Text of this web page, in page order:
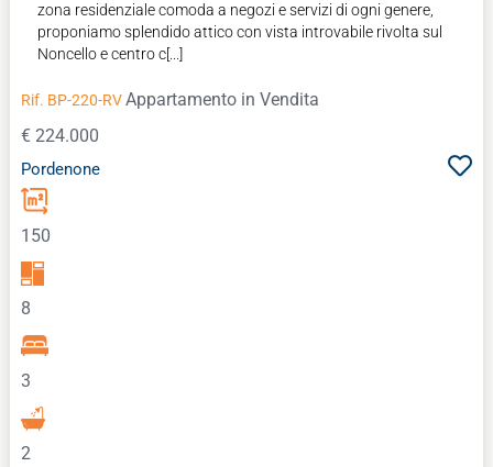
zona residenziale comoda a negozi e servizi di ogni genere,
proponiamo splendido attico con vista introvabile rivolta sul
Noncello e centro c[...]
Rif. BP-220-RVAppartamento in Vendita
€ 224.000
Pordenone
150
8
3
2